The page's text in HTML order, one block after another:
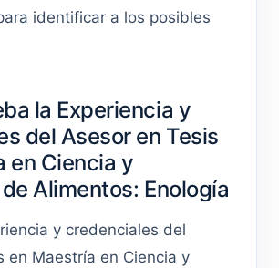
identificar a los posibles
la Experiencia y
del Asesor en Tesis
en Ciencia y
Alimentos: Enología
y credenciales del
en Maestría en Ciencia y